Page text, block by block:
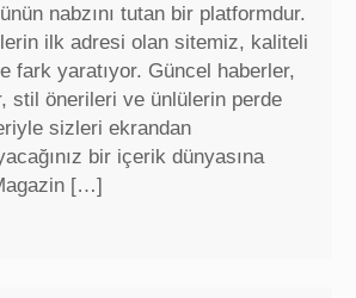
nabzını tutan bir platformdur.
ilk adresi olan sitemiz, kaliteli
fark yaratıyor. Güncel haberler,
stil önerileri ve ünlülerin perde
sizleri ekrandan
bir içerik dünyasına
[…]